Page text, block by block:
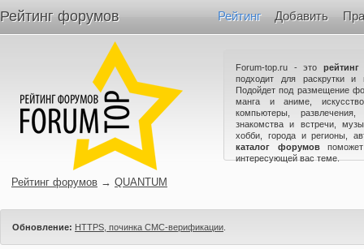
Рейтинг форумов Рейтинг Добавить
Forum-top.ru - это
подходит для раскрутки и
Подойдет под размещение
манга и аниме,
компьютеры,
знакомства и встречи,
хобби, города и регионы,
каталог форумов
интересующей вас теме.
Рейтинг форумов → QUANTUM
Обновление: HTTPS, починка СМС-верификации